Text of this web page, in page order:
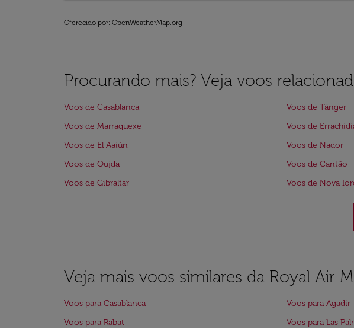
Oferecido por: OpenWeatherMap.org
Procurando mais? Veja voos
Voos de Casablanca Voos de Tânger
Voos de Marraquexe
Voos de
Voos de El Aaiún
Voos de Nador
Voos de Oujda
Voos de Cantão
Voos de Gibraltar
Voos de Nova
Veja mais voos similares da Royal Air
Voos para Casablanca Voos para Agadir
Voos para Rabat
Voos para Las